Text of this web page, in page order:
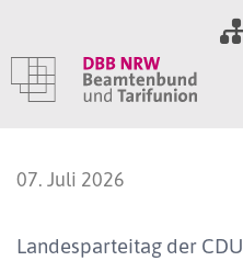
Landesparteitag der CDU
07. Juli 2026